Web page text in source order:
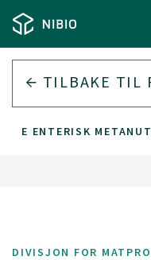
TILBAKE TIL
ENTERISK
DIVISJON FOR